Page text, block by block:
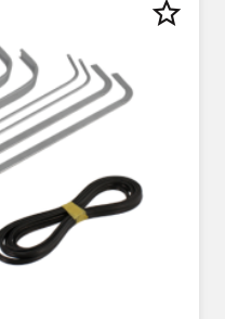
star_border